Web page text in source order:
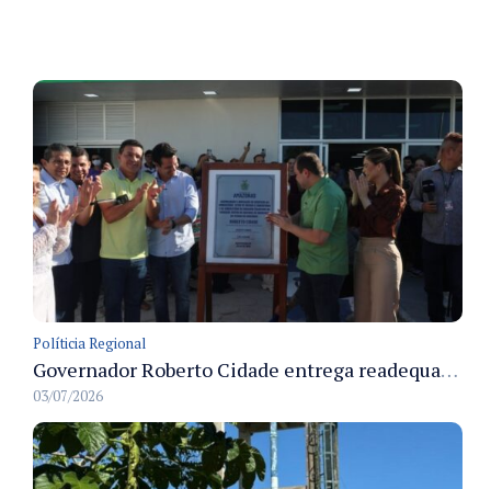
Políticia Regional
Governador Roberto Cidade entrega readequação do ambulatório da FCecon e amplia capacidade de atendimento oncológico em Manaus
03/07/2026